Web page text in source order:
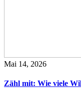
Mai 14, 2026
Zähl mit: Wie viele